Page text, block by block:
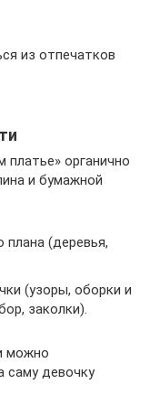
из отпечатков
платье» органично
и бумажной
плана (деревья,
(узоры, оборки и
заколки).
можно
саму девочку